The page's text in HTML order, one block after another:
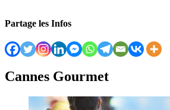
Partage les Infos
Cannes Gourmet